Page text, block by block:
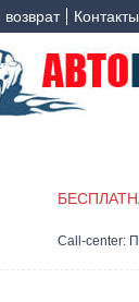
Контакты
Call-center: